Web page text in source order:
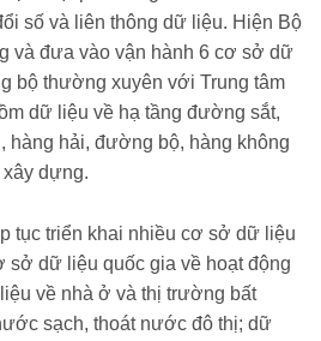
số và liên thông dữ liệu. Hiện Bộ
và đưa vào vận hành 6 cơ sở dữ
bộ thường xuyên với Trung tâm
dữ liệu về hạ tầng đường sắt,
hàng hải, đường bộ, hàng không
dựng.
tục triển khai nhiều cơ sở dữ liệu
sở dữ liệu quốc gia về hoạt động
về nhà ở và thị trường bất
sạch, thoát nước đô thị; dữ